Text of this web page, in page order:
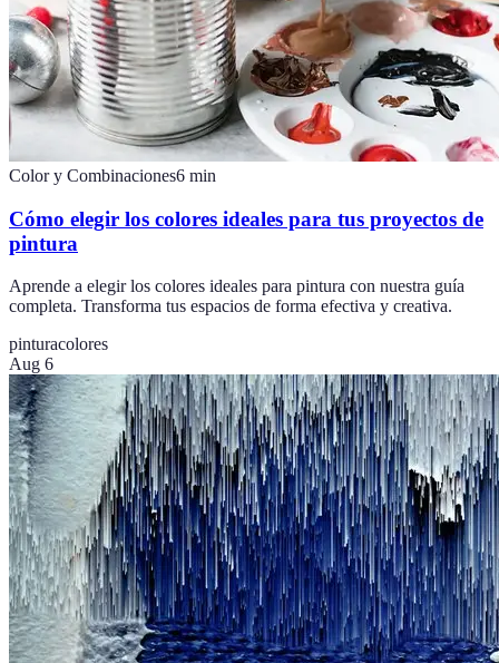
Color y Combinaciones6 min
Cómo elegir los colores ideales para tus proyectos de
pintura
Aprende a elegir los colores ideales para pintura con nuestra guía
completa. Transforma tus espacios de forma efectiva y creativa.
pinturacolores
Aug 6